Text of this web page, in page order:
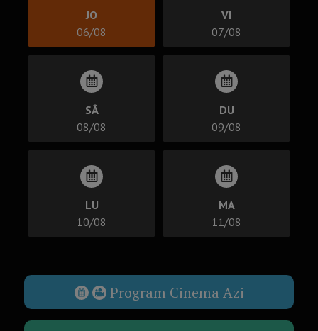
JO
06/08
VI
07/08
SÂ
08/08
DU
09/08
LU
10/08
MA
11/08
Program Cinema Azi